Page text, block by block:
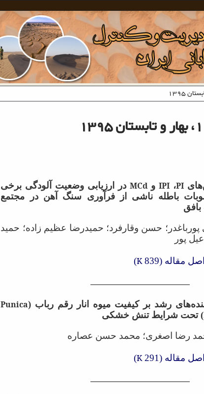
PI، IPIو MCdدر ارزیابی وضعیت آلودگی برخی
باطله ناشی از فرآوری سنگ آهن در مجتمع
حسن وقارفرد؛ حمیدرضا عظیم زاده؛ حمید
پور
اصل مقاله (839 K
)
رشد بر کیفیت میوه انار رقم رباب (Punica
تحت شرایط تنش خشکی
رضا اصغری؛ محمد حسن عصاره
اصل مقاله (291 K
)